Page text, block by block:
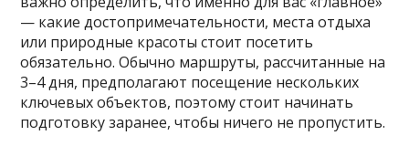
— какие достопримечательности, места отдыха
или природные красоты стоит посетить
обязательно. Обычно маршруты, рассчитанные на
3–4 дня, предполагают посещение нескольких
ключевых объектов, поэтому стоит начинать
подготовку заранее, чтобы ничего не пропустить.